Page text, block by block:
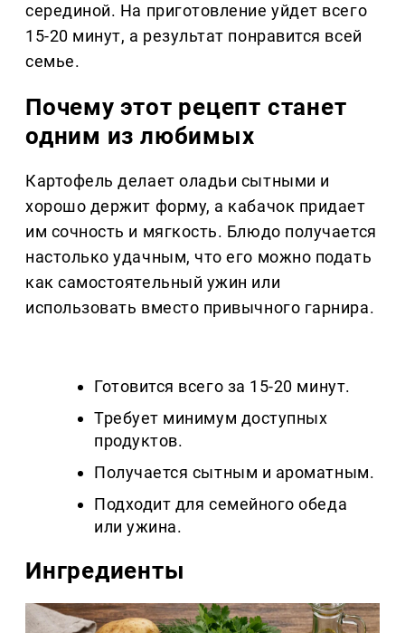
серединой. На приготовление уйдет всего
15-20 минут, а результат понравится всей
семье.
Почему этот рецепт станет
одним из любимых
Картофель делает оладьи сытными и
хорошо держит форму, а кабачок придает
им сочность и мягкость. Блюдо получается
настолько удачным, что его можно подать
как самостоятельный ужин или
использовать вместо привычного гарнира.
Готовится всего за 15-20 минут.
Требует минимум доступных
продуктов.
Получается сытным и ароматным.
Подходит для семейного обеда
или ужина.
Ингредиенты